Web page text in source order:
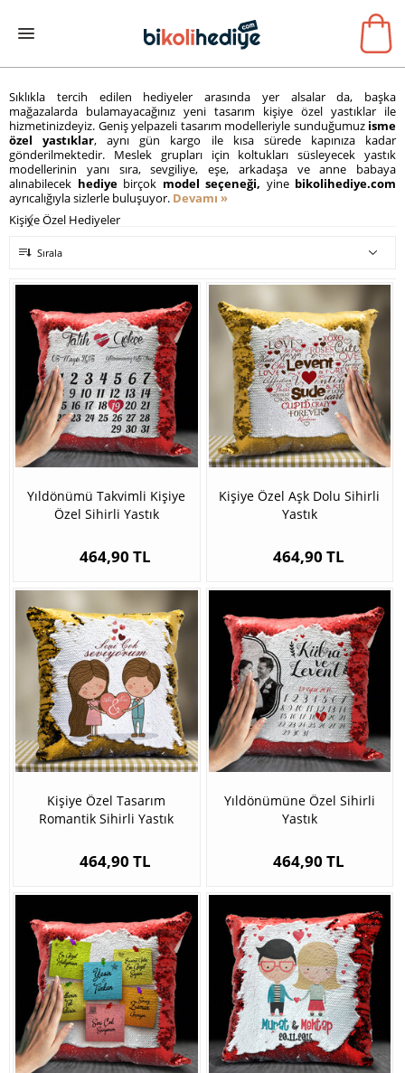
Sıklıkla tercih edilen hediyeler arasında yer alsalar da, başka
mağazalarda bulamayacağınız yeni tasarım kişiye özel yastıklar ile
hizmetinizdeyiz. Geniş yelpazeli tasarım modelleriyle sunduğumuz isme
özel yastıklar, aynı gün kargo ile kısa sürede kapınıza kadar
gönderilmektedir. Meslek grupları için koltukları süsleyecek yastık
modellerinin yanı sıra, sevgiliye, eşe, arkadaşa ve anne babaya
alınabilecek hediyebirçok model seçeneği, yine bikolihediye.com
ayrıcalığıyla sizlerle buluşuyor. Devamı »
Kişiye Özel Hediyeler
Sırala
Yıldönümü Takvimli Kişiye
Özel Sihirli Yastık
464,90 TL
Kişiye Özel Aşk Dolu Sihirli
Yastık
464,90 TL
Kişiye Özel Tasarım
Romantik Sihirli Yastık
464,90 TL
Yıldönümüne Özel Sihirli
Yastık
464,90 TL